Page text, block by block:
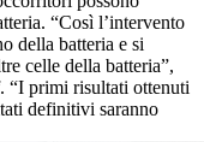
“Così l’intervento
della batteria e si
celle della batteria”,
“I primi risultati ottenuti
definitivi saranno